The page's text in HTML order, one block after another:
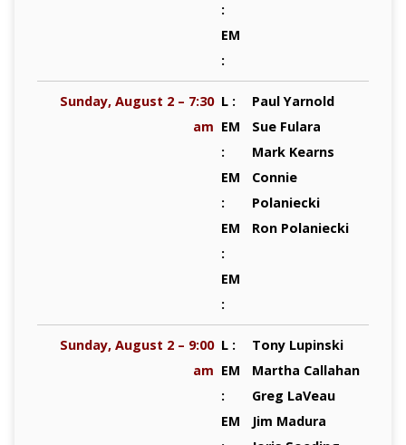
:
EM
:
Sunday, August 2 – 7:30
am
L :
EM
:
EM
:
EM
:
EM
:
Paul Yarnold
Sue Fulara
Mark Kearns
Connie
Polaniecki
Ron Polaniecki
Sunday, August 2 – 9:00
am
L :
EM
:
EM
Tony Lupinski
Martha Callahan
Greg LaVeau
Jim Madura